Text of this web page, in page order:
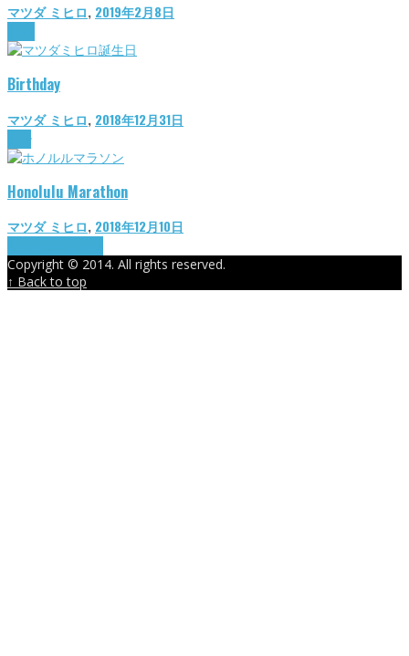
マツダ ミヒロ, 2019年2月8日
Birthday
マツダ ミヒロ, 2018年12月31日
Honolulu Marathon
マツダ ミヒロ, 2018年12月10日
Copyright © 2014. All rights reserved.
↑ Back to top